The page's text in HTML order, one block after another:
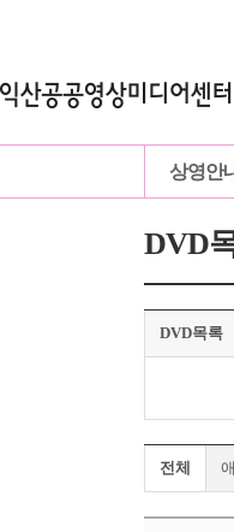
상영안
DVD
DVD목록
전체